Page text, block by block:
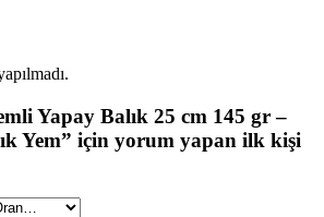
Yapay Balık 25 cm 145 gr –
Yem” için yorum yapan ilk kişi